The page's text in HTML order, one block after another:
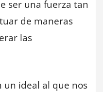
ser una fuerza tan
de maneras
las
un ideal al que nos